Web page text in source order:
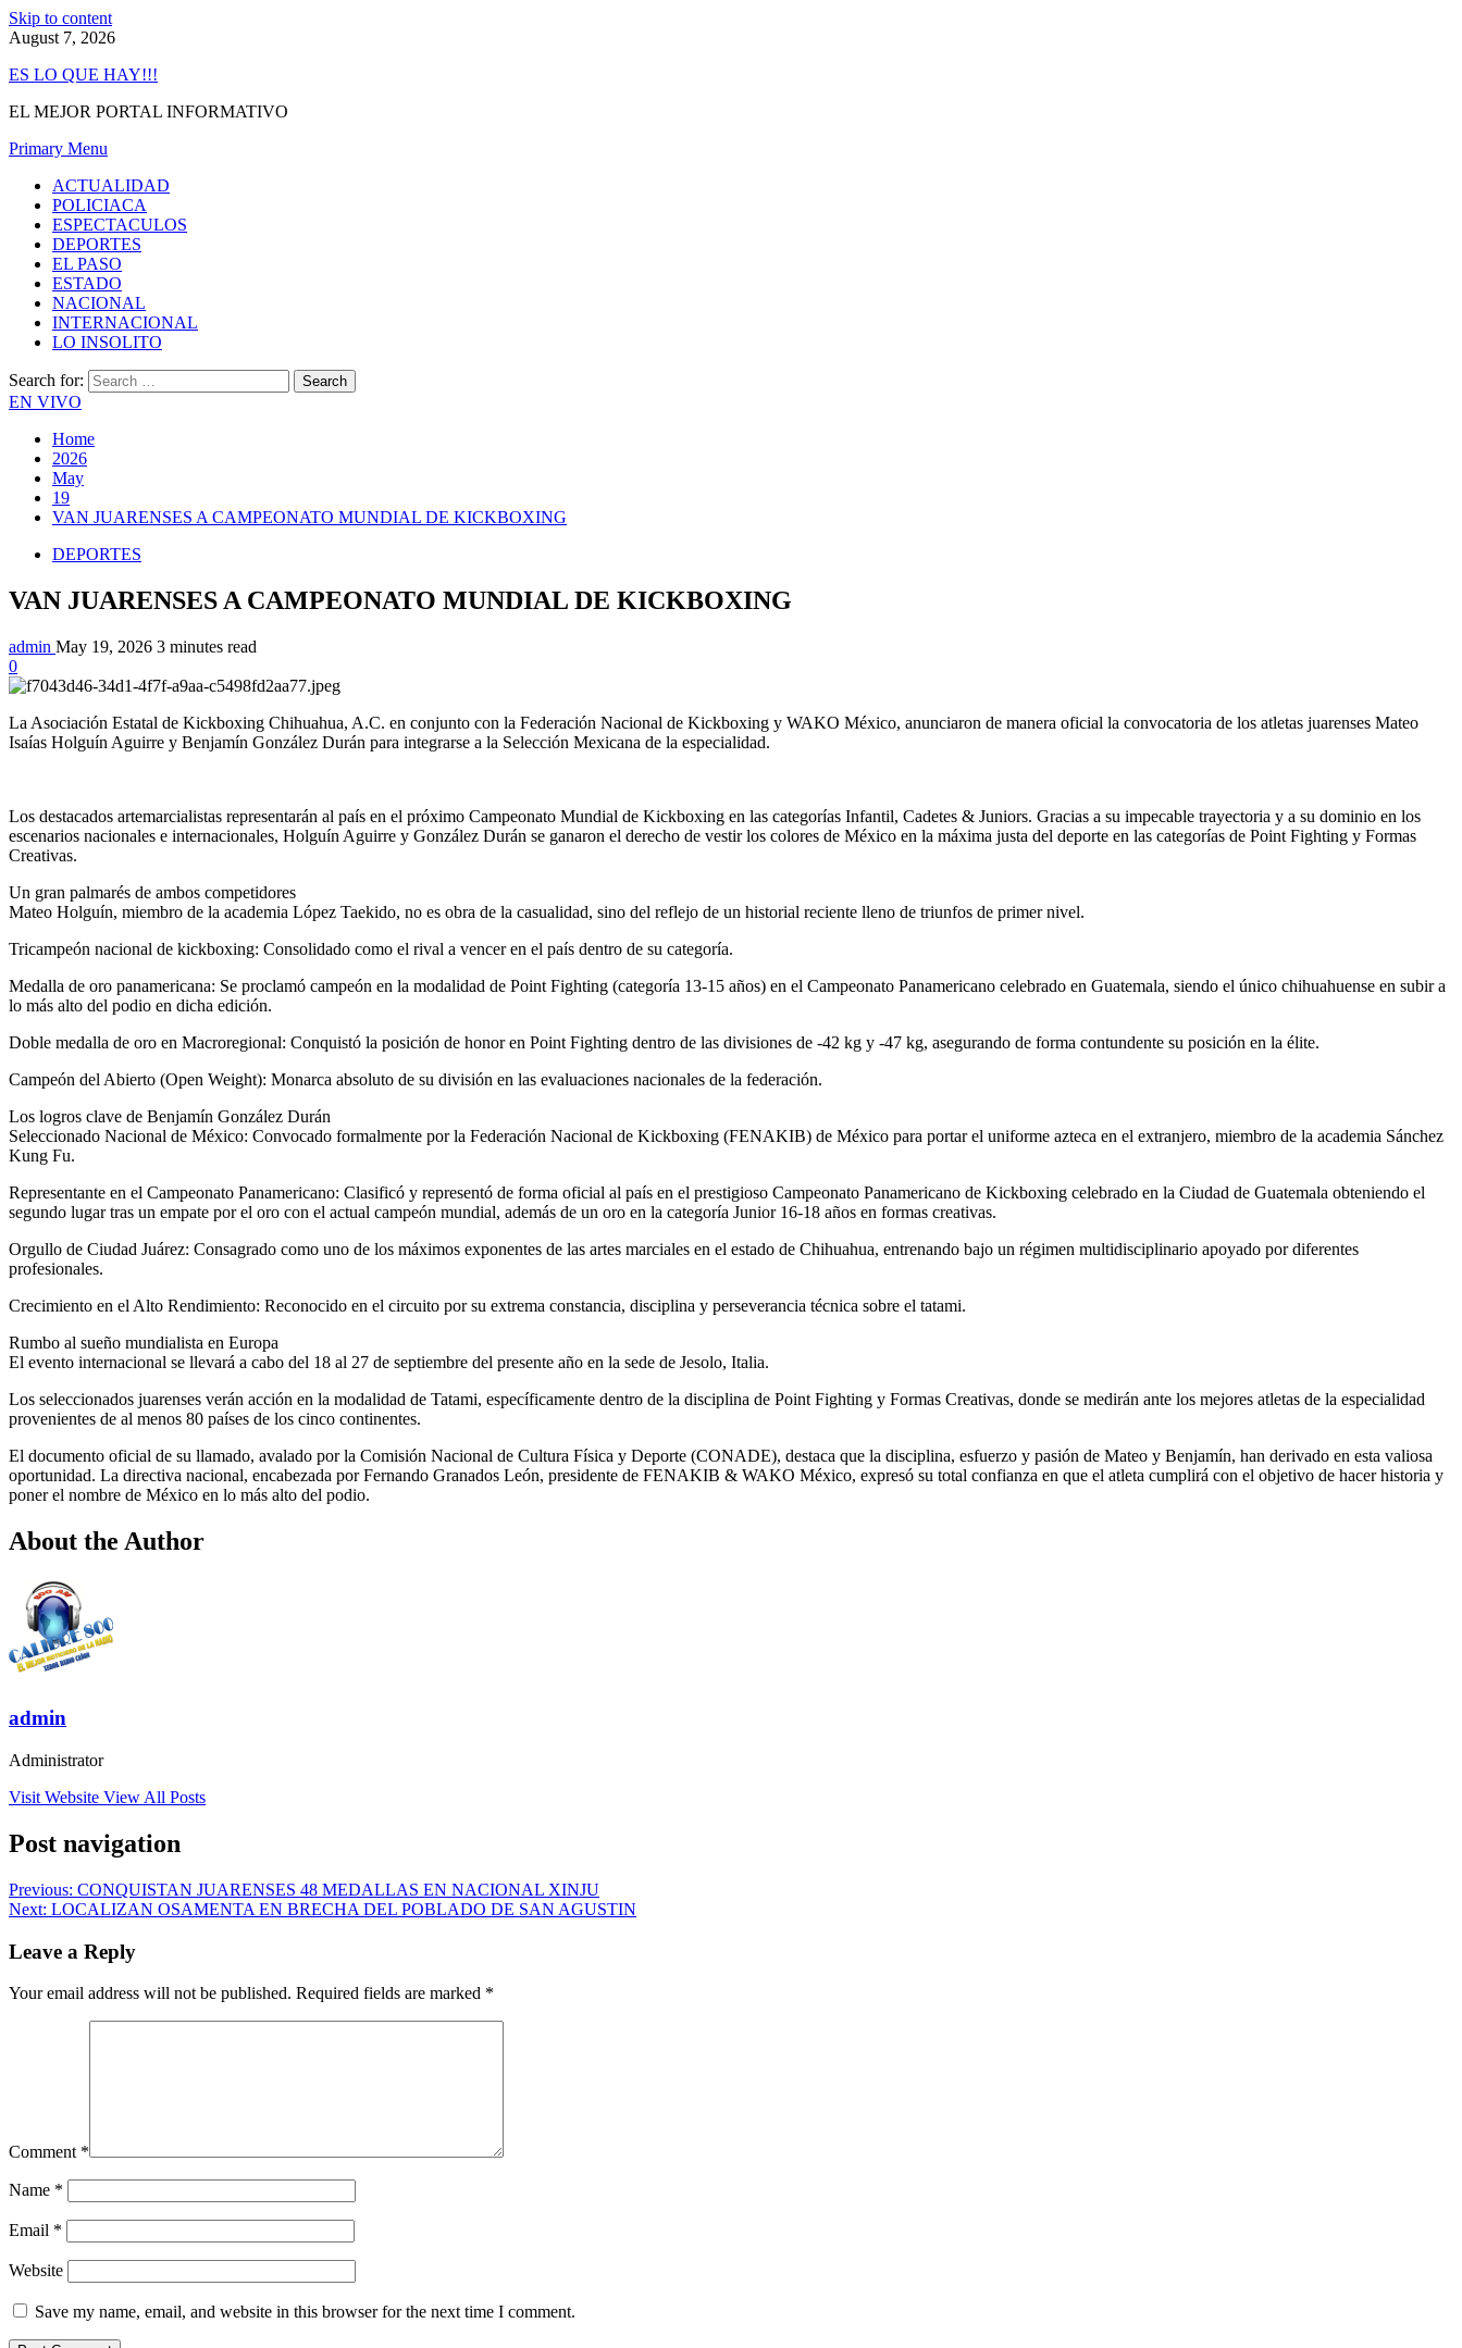
Skip to content
August 7, 2026
ES LO QUE HAY!!!
EL MEJOR PORTAL INFORMATIVO
Primary Menu
ACTUALIDAD
POLICIACA
ESPECTACULOS
DEPORTES
EL PASO
ESTADO
NACIONAL
INTERNACIONAL
LO INSOLITO
Search for:
EN VIVO
Home
2026
May
19
VAN JUARENSES A CAMPEONATO MUNDIAL DE KICKBOXING
DEPORTES
VAN JUARENSES A CAMPEONATO MUNDIAL DE KICKBOXING
admin May 19, 2026 3 minutes read
0
La Asociación Estatal de Kickboxing Chihuahua, A.C. en conjunto con la Federación Nacional de Kickboxing y WAKO México, anunciaron de manera oficial la convocatoria de los atletas juarenses Mateo
Isaías Holguín Aguirre y Benjamín González Durán para integrarse a la Selección Mexicana de la especialidad.
Los destacados artemarcialistas representarán al país en el próximo Campeonato Mundial de Kickboxing en las categorías Infantil, Cadetes & Juniors. Gracias a su impecable trayectoria y a su dominio en los
escenarios nacionales e internacionales, Holguín Aguirre y González Durán se ganaron el derecho de vestir los colores de México en la máxima justa del deporte en las categorías de Point Fighting y Formas
Creativas.
Un gran palmarés de ambos competidores
Mateo Holguín, miembro de la academia López Taekido, no es obra de la casualidad, sino del reflejo de un historial reciente lleno de triunfos de primer nivel.
Tricampeón nacional de kickboxing: Consolidado como el rival a vencer en el país dentro de su categoría.
Medalla de oro panamericana: Se proclamó campeón en la modalidad de Point Fighting (categoría 13-15 años) en el Campeonato Panamericano celebrado en Guatemala, siendo el único chihuahuense en subir a
lo más alto del podio en dicha edición.
Doble medalla de oro en Macroregional: Conquistó la posición de honor en Point Fighting dentro de las divisiones de -42 kg y -47 kg, asegurando de forma contundente su posición en la élite.
Campeón del Abierto (Open Weight): Monarca absoluto de su división en las evaluaciones nacionales de la federación.
Los logros clave de Benjamín González Durán
Seleccionado Nacional de México: Convocado formalmente por la Federación Nacional de Kickboxing (FENAKIB) de México para portar el uniforme azteca en el extranjero, miembro de la academia Sánchez
Kung Fu.
Representante en el Campeonato Panamericano: Clasificó y representó de forma oficial al país en el prestigioso Campeonato Panamericano de Kickboxing celebrado en la Ciudad de Guatemala obteniendo el
segundo lugar tras un empate por el oro con el actual campeón mundial, además de un oro en la categoría Junior 16-18 años en formas creativas.
Orgullo de Ciudad Juárez: Consagrado como uno de los máximos exponentes de las artes marciales en el estado de Chihuahua, entrenando bajo un régimen multidisciplinario apoyado por diferentes
profesionales.
Crecimiento en el Alto Rendimiento: Reconocido en el circuito por su extrema constancia, disciplina y perseverancia técnica sobre el tatami.
Rumbo al sueño mundialista en Europa
El evento internacional se llevará a cabo del 18 al 27 de septiembre del presente año en la sede de Jesolo, Italia.
Los seleccionados juarenses verán acción en la modalidad de Tatami, específicamente dentro de la disciplina de Point Fighting y Formas Creativas, donde se medirán ante los mejores atletas de la especialidad
provenientes de al menos 80 países de los cinco continentes.
El documento oficial de su llamado, avalado por la Comisión Nacional de Cultura Física y Deporte (CONADE), destaca que la disciplina, esfuerzo y pasión de Mateo y Benjamín, han derivado en esta valiosa
oportunidad. La directiva nacional, encabezada por Fernando Granados León, presidente de FENAKIB & WAKO México, expresó su total confianza en que el atleta cumplirá con el objetivo de hacer historia y
poner el nombre de México en lo más alto del podio.
About the Author
admin
Administrator
Visit Website View All Posts
Post navigation
Previous: CONQUISTAN JUARENSES 48 MEDALLAS EN NACIONAL XINJU
Next: LOCALIZAN OSAMENTA EN BRECHA DEL POBLADO DE SAN AGUSTIN
Leave a Reply
Your email address will not be published. Required fields are marked *
Comment *
Name *
Email *
Website
Save my name, email, and website in this browser for the next time I comment.